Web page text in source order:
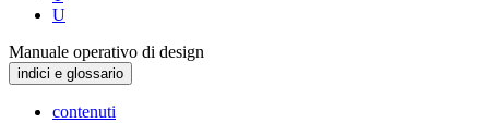
U
Manuale operativo di design
indici e glossario
contenuti